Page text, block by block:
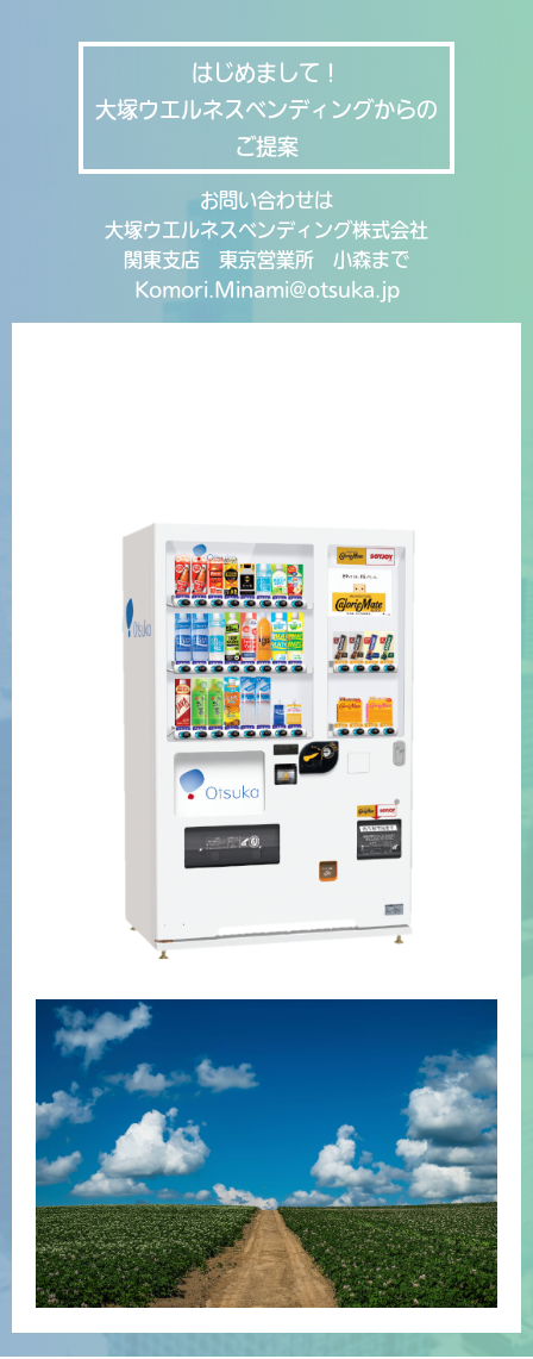
はじめまして！
大塚ウエルネスベンディングからの
ご提案
お問い合わせは
大塚ウエルネスベンディング株式会社
関東支店 東京営業所 小森まで
Komori.Minami@otsuka.jp